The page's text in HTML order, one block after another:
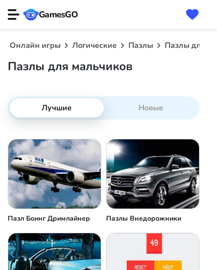
GamesGO
Онлайн игры Логические Пазлы Пазлы для
Пазлы для мальчиков
Лучшие Новые
Пазл Боинг Дримлайнер Пазлы Внедорожники